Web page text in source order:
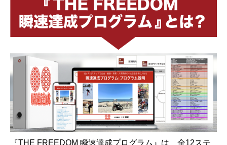
『THE FREEDOM 瞬速達成プログラム』は、全12ステ